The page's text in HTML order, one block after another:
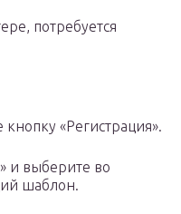
потребуется
«Регистрация».
и выберите во
шаблон.